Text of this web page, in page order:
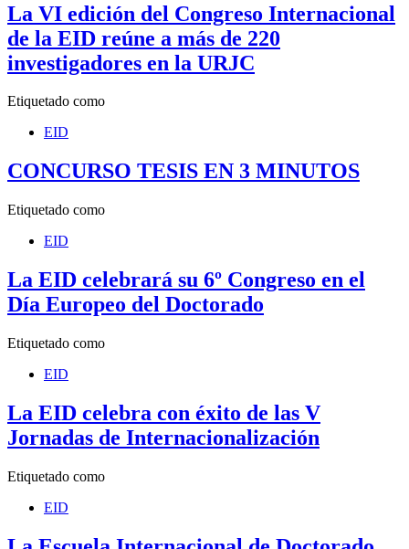
La VI edición del Congreso Internacional
de la EID reúne a más de 220
investigadores en la URJC
Etiquetado como
EID
CONCURSO TESIS EN 3 MINUTOS
Etiquetado como
EID
La EID celebrará su 6º Congreso en el
Día Europeo del Doctorado
Etiquetado como
EID
La EID celebra con éxito de las V
Jornadas de Internacionalización
Etiquetado como
EID